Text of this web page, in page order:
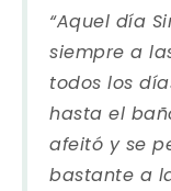
“Aquel día
siempre a
todos los
hasta el
afeitó y se
bastante a